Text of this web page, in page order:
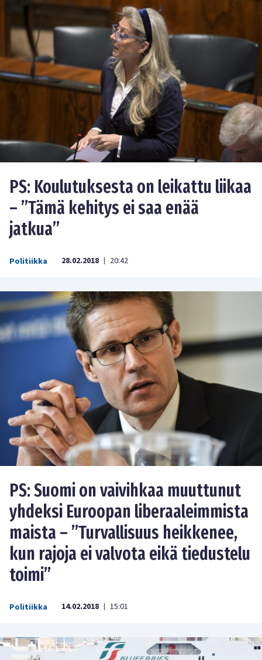
PS: Koulutuksesta on leikattu liikaa
– ”Tämä kehitys ei saa enää
jatkua”
Politiikka 28.02.2018 | 20:42
PS: Suomi on vaivihkaa muuttunut
yhdeksi Euroopan liberaaleimmista
maista – ”Turvallisuus heikkenee,
kun rajoja ei valvota eikä tiedustelu
toimi”
Politiikka 14.02.2018 | 15:01